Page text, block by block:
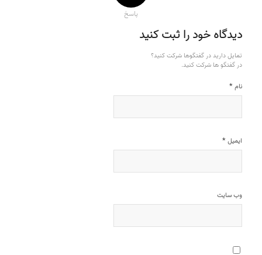
پاسخ
دیدگاه خود را ثبت کنید
تمایل دارید در گفتگوها شرکت کنید؟
در گفتگو ها شرکت کنید.
نام *
ایمیل *
وب‌ سایت